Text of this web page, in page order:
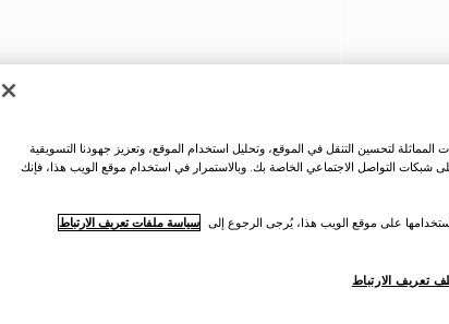
المماثلة لتحسين التنقل في الموقع، وتحليل استخدام الموقع، وتعزيز جهودنا التسويقية
شبكات التواصل الاجتماعي الخاصة بك. وبالاستمرار في استخدام موقع الويب هذا، فإنك
على موقع الويب هذا، يُرجى الرجوع إلى سياسة ملفات تعريف الارتباط
تعريف الارتباط